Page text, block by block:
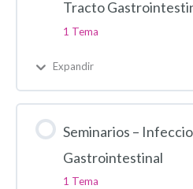
Tracto
1 Tema
Expandir
Seminarios –
Gastrointestinal
1 Tema